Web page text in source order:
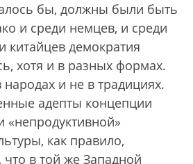
бы, должны были быть
и среди немцев, и среди
китайцев демократия
хотя и в разных формах.
и не в традициях.
адепты концепции
«непродуктивной»
как правило,
что в той же Западной